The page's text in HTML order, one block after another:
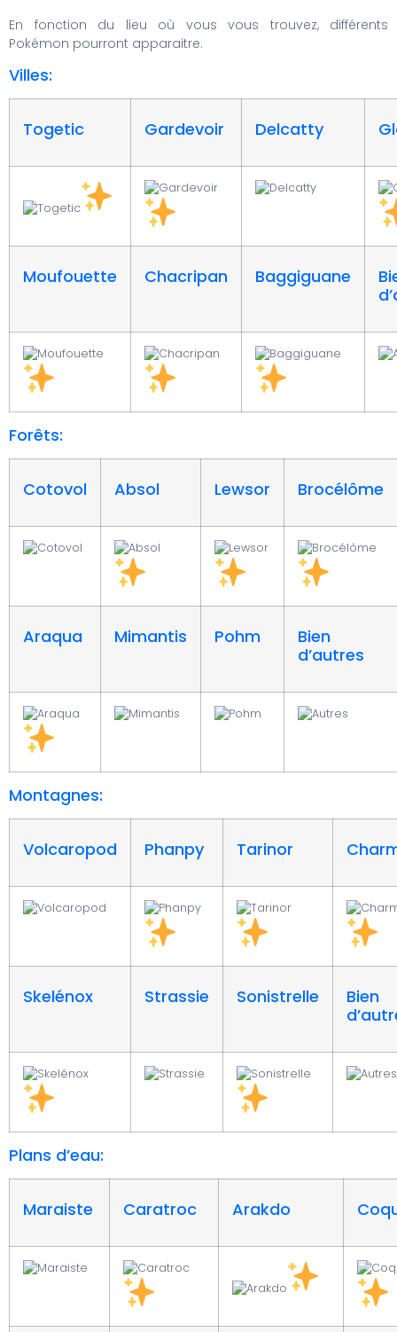
En fonction du lieu où vous vous trouvez, différents
Pokémon pourront apparaitre.
Villes:
Togetic Gardevoir Delcatty
Moufouette Chacripan Baggiguane
Forêts:
Cotovol Absol Lewsor Brocélôme
Araqua Mimantis Pohm
Bien
d’autres
Montagnes:
Volcaropod Phanpy Tarinor
Skelénox Strassie Sonistrelle
Bien
Plans d’eau:
Maraiste Caratroc Arakdo